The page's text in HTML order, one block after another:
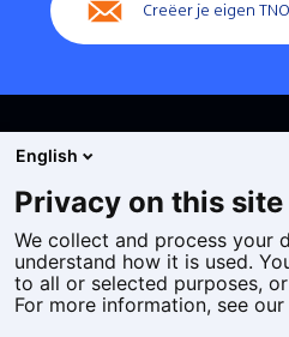
Creëer je eigen
Cookies
Privacy statement
Toegankelijkheid
English
Privacy on this site
We collect and process your
understand how it is used.
to all or selected purposes,
For more information, see